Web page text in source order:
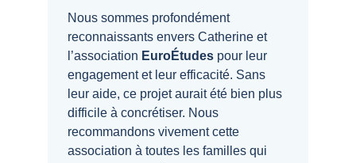
Nous sommes profondément
reconnaissants envers Catherine et
l’association EuroÉtudes pour leur
engagement et leur efficacité. Sans
leur aide, ce projet aurait été bien plus
difficile à concrétiser. Nous
recommandons vivement cette
association à toutes les familles qui